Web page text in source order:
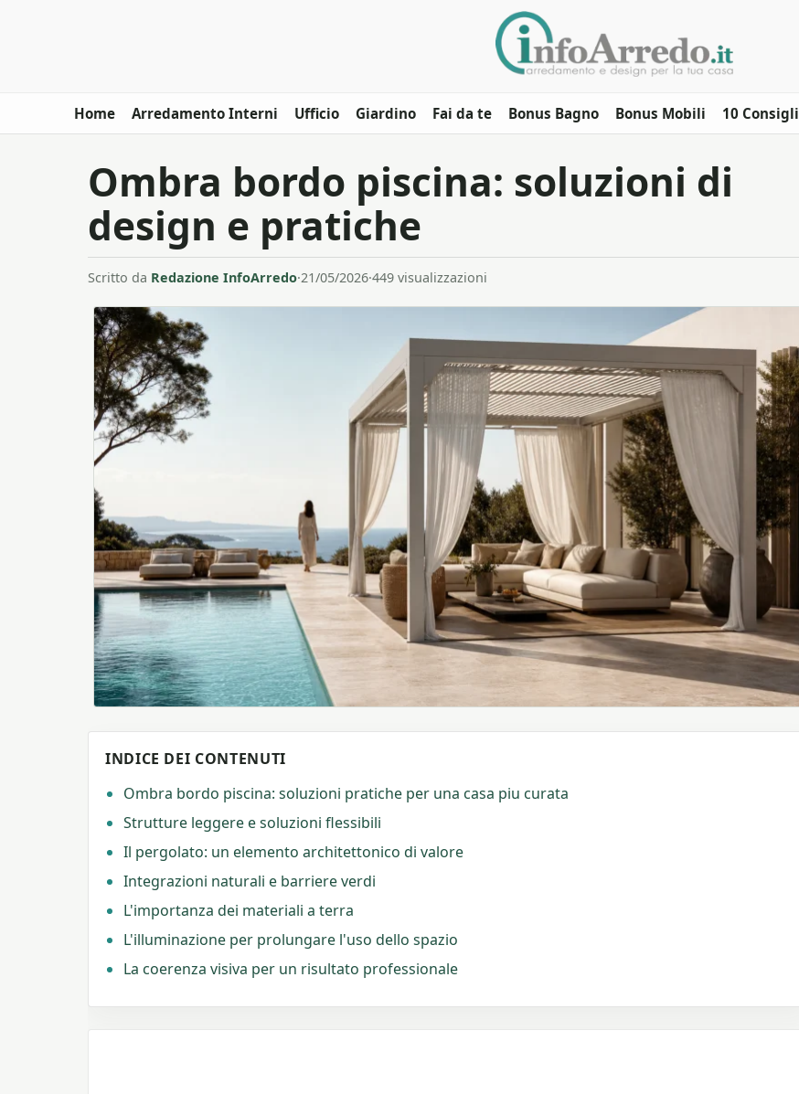
Home Arredamento Interni Ufficio Giardino Fai da te Bonus Bagno Bonus Mobili 10 Consigli
Ombra bordo piscina: soluzioni di
design e pratiche
Scritto da Redazione InfoArredo·21/05/2026·449 visualizzazioni
INDICE DEI CONTENUTI
Ombra bordo piscina: soluzioni pratiche per una casa piu curata
Strutture leggere e soluzioni flessibili
Il pergolato: un elemento architettonico di valore
Integrazioni naturali e barriere verdi
L'importanza dei materiali a terra
L'illuminazione per prolungare l'uso dello spazio
La coerenza visiva per un risultato professionale